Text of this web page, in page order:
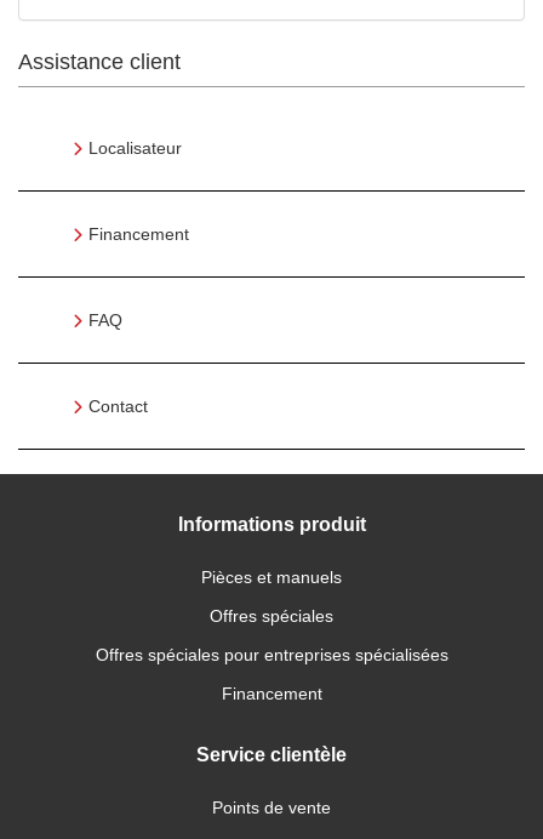
Assistance client
Localisateur
Financement
FAQ
Contact
Informations produit
Pièces et manuels
Offres spéciales
Offres spéciales pour entreprises spécialisées
Financement
Service clientèle
Points de vente